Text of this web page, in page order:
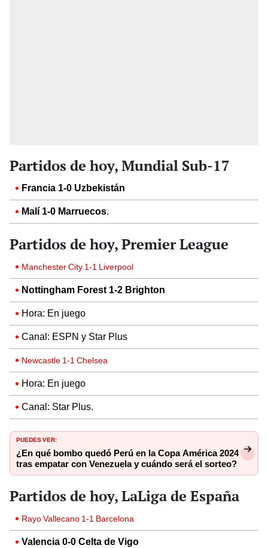
Partidos de hoy, Mundial Sub-17
Francia 1-0 Uzbekistán
Malí 1-0 Marruecos.
Partidos de hoy, Premier League
Manchester City 1-1 Liverpool
Nottingham Forest 1-2 Brighton
Hora: En juego
Canal: ESPN y Star Plus
Newcastle 1-1 Chelsea
Hora: En juego
Canal: Star Plus.
PUEDES VER:
¿En qué bombo quedó Perú en la Copa América 2024
tras empatar con Venezuela y cuándo será el sorteo?
Partidos de hoy, LaLiga de España
Rayo Vallecano 1-1 Barcelona
Valencia 0-0 Celta de Vigo